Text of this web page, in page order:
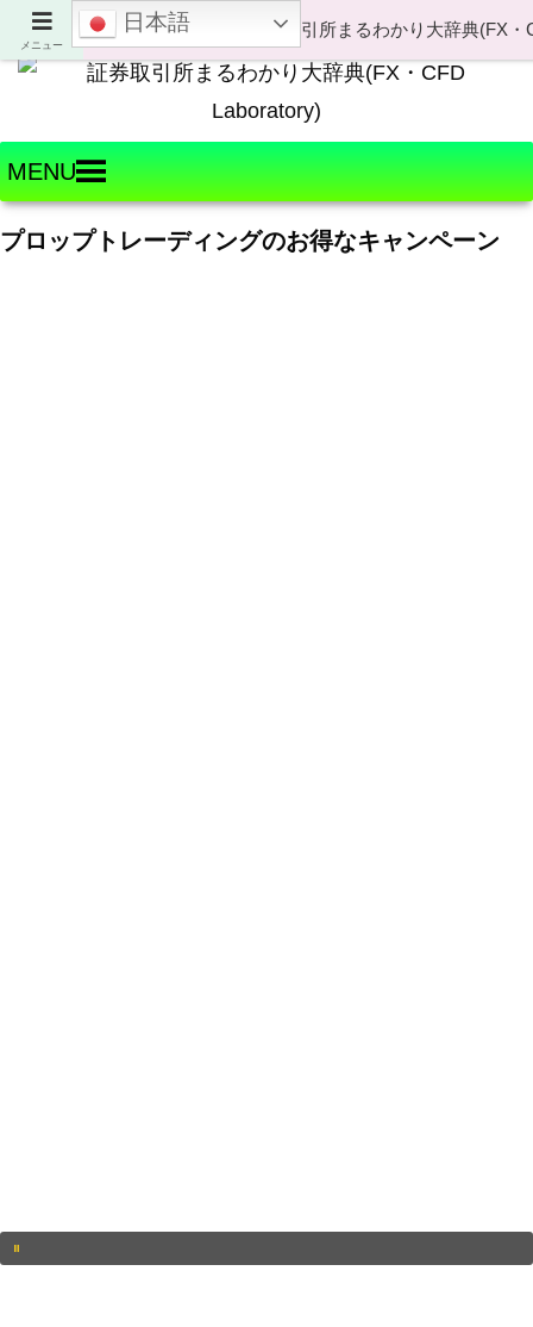
Welcome to FX・CFD Laboratory!
MENU
プロップトレーディングのお得なキャンペーン
メニュー
日本語